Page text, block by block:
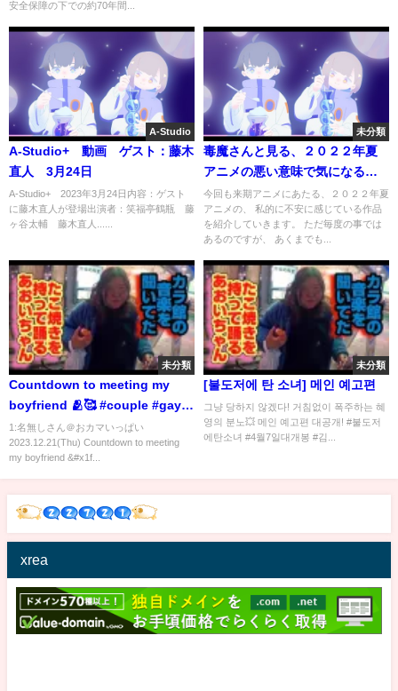
安全保障の下での約70年間...
A-Studio
A-Studio+ 動画 ゲスト：藤木
直人 3月24日
A-Studio+ 2023年3月24日内容：ゲスト
に藤木直人が登場出演者：笑福亭鶴瓶 藤
ヶ谷太輔 藤木直人......
未分類
毒魔さんと見る、２０２２年夏
アニメの悪い意味で気になるア
ニメ
今回も来期アニメにあたる、２０２２年夏
アニメの、 私的に不安に感じている作品
を紹介していきます。 ただ毎度の事では
あるのですが、 あくまでも...
未分類
Countdown to meeting my
boyfriend 🫂🥰 #couple #gay
#blfan #lgbtq #同性カップル
#lgbt
1:名無しさん＠おカマいっぱい
2023.12.21(Thu) Countdown to meeting
my boyfriend &#x1f...
未分類
[불도저에 탄 소녀] 메인 예고편
그냥 당하지 않겠다! 거침없이 폭주하는 혜
영의 분노💥 메인 예고편 대공개! #불도저
에탄소녀 #4월7일대개봉 #김...
xrea